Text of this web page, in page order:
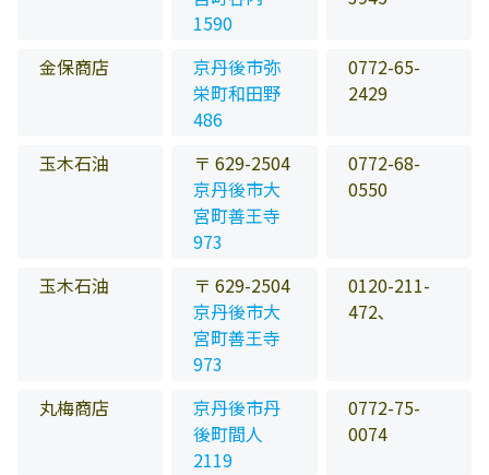
1590
金保商店
京丹後市弥
栄町和田野
486
0772-65-
2429
玉木石油
〒 629-2504
京丹後市大
宮町善王寺
973
0772-68-
0550
玉木石油
〒 629-2504
京丹後市大
宮町善王寺
973
0120-211-
472､
丸梅商店
京丹後市丹
後町間人
2119
0772-75-
0074